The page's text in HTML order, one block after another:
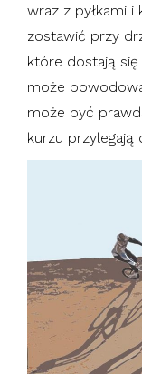
wraz z pyłkami
zostawić przy
które dostają
może
może być
kurzu przylegają